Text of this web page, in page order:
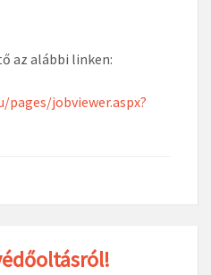
az alábbi linken:
jobviewer.aspx?